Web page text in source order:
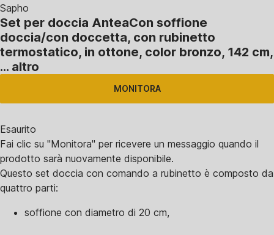
Sapho
Set per doccia AnteaCon soffione
doccia/con doccetta, con rubinetto
termostatico, in ottone, color bronzo, 142 cm,
… altro
MONITORA
Esaurito
Fai clic su "Monitora" per ricevere un messaggio quando il
prodotto sarà nuovamente disponibile.
Questo set doccia con comando a rubinetto è composto da
quattro parti:
soffione con diametro di 20 cm,